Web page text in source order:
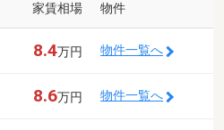
家賃相場 物件
8.4万円 物件一覧へ
8.6万円 物件一覧へ